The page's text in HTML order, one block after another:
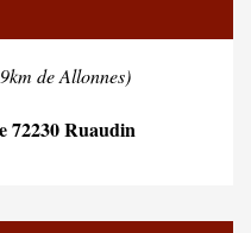
de Allonnes)
72230 Ruaudin